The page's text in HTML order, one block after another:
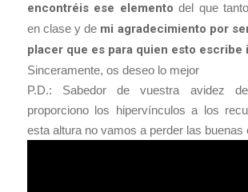
encontréis ese elemento del que
en clase y de mi agradecimiento por
placer que es para quien esto escribe
Sinceramente, os deseo lo mejor
P.D.: Sabedor de vuestra avidez de
proporciono los hipervínculos a los
esta altura no vamos a perder las buenas